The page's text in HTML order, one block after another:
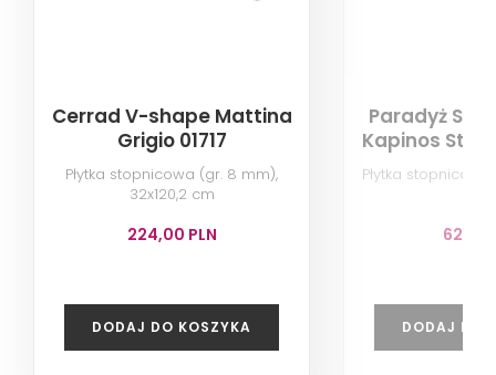
Cerrad V-shape Mattina
Grigio 01717
Płytka stopnicowa (gr. 8 mm),
32x120,2 cm
224,00 PLN
DODAJ DO KOSZYKA
Paradyż
Kapinos
Płytka
62,00
DODAJ DO